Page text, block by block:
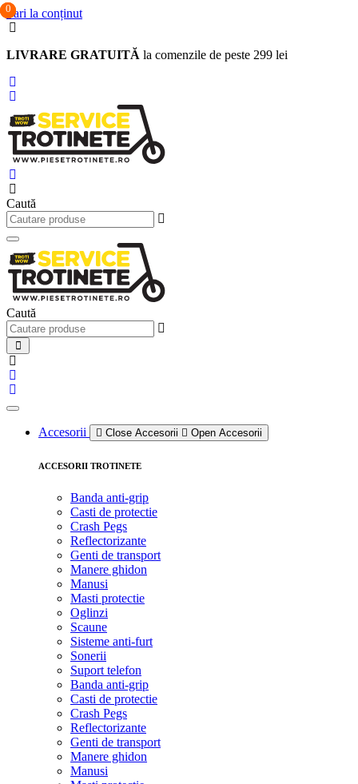
Sari la conținut
LIVRARE GRATUITĂ la comenzile de peste 299 lei
0
Caută
Caută
0
0
Accesorii Close Accesorii Open Accesorii
ACCESORII TROTINETE
Banda anti-grip
Casti de protectie
Crash Pegs
Reflectorizante
Genti de transport
Manere ghidon
Manusi
Masti protectie
Oglinzi
Scaune
Sisteme anti-furt
Sonerii
Suport telefon
Banda anti-grip
Casti de protectie
Crash Pegs
Reflectorizante
Genti de transport
Manere ghidon
Manusi